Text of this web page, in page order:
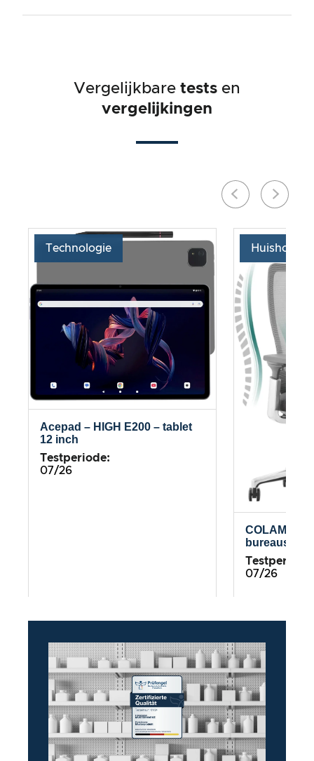
Vergelijkbare tests en
vergelijkingen
Technologie
Acepad – HIGH E200 – tablet
12 inch
Testperiode:
07/26
COLAMY
bureaustoel
07/26